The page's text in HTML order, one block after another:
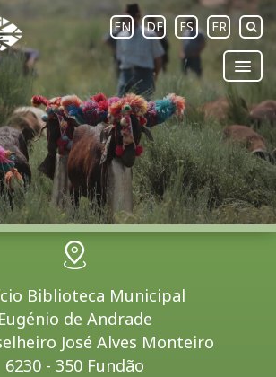
EN DE ES FR
Biblioteca Municipal
Eugénio de Andrade
José Alves Monteiro
6230 - 350 Fundão